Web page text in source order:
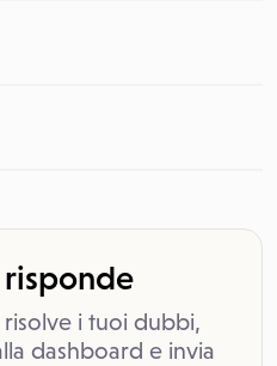
risolve i tuoi dubbi,
dashboard e invia